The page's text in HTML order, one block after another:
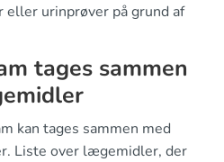
urinprøver på grund af
tages sammen
kan tages sammen med
Liste over lægemidler, der